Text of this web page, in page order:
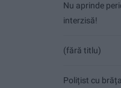
Nu aprinde
interzisă!
(fără titlu)
Polițist cu